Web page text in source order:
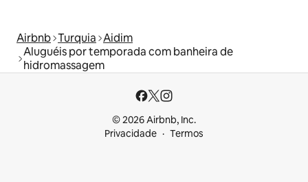
Airbnb Turquia Aidim
Aluguéis por temporada com banheira de
hidromassagem
© 2026 Airbnb, Inc.
Privacidade
Termos